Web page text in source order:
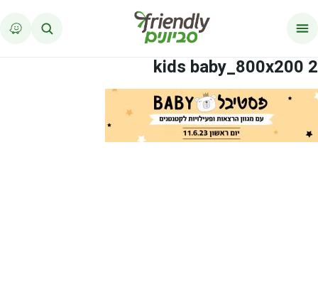
kids baby_800x200 2